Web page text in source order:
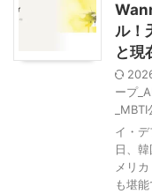
ル！
と現
ープ
イ・
日、
メリ
も堪